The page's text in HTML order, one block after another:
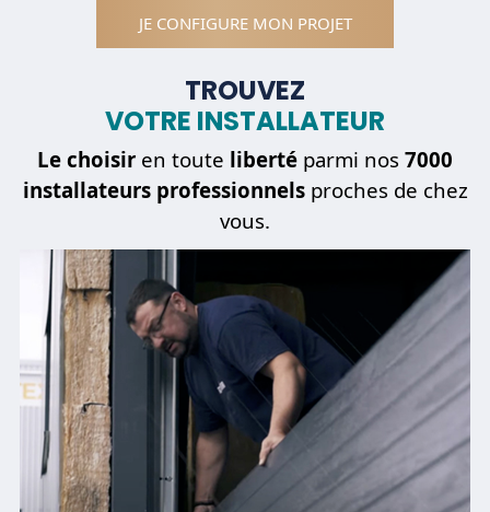
JE CONFIGURE MON PROJET
TROUVEZ
VOTRE INSTALLATEUR
Le choisir en toute liberté parmi nos 7000
installateurs professionnelsproches de chez
vous.